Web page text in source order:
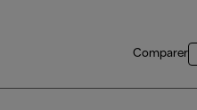
Comparer